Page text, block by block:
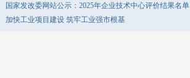
国家发改委网站公示：2025年企业技术中心评价结果名单
加快工业项目建设 筑牢工业强市根基